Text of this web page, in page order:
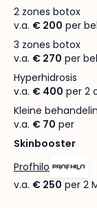
2 zones botox
v.a. € 200 per
3 zones botox
v.a. € 270 per
Hyperhidrosis
v.a. € 400 per 2
Kleine
v.a. € 70 per
Skinbooster
Profhilo
v.a. € 250 per 2